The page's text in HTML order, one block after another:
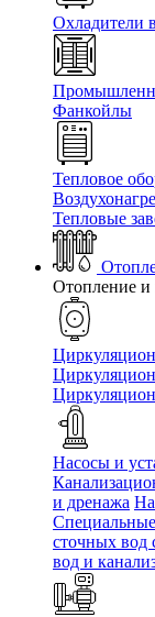
Охладители
Фанкойлы
Тепловое
Тепловые
Отопление и
Насосы и
и дренажа
сточных вод
вод и